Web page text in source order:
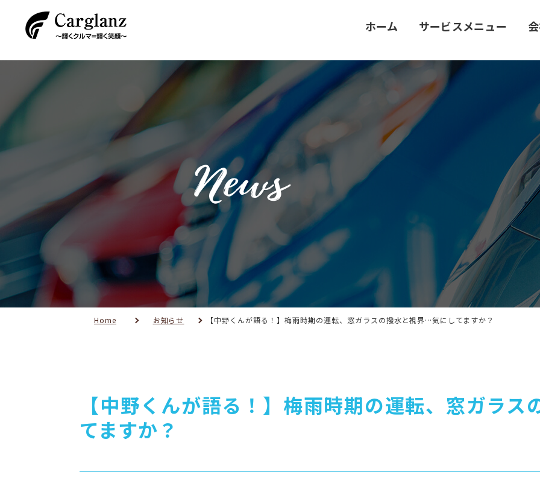
ホーム サービスメニュー
Home お知らせ 【中野くんが語る！】梅雨時期の運転、窓ガラスの撥水と視界…気にしてますか？
【中野くんが語る！】梅雨時期の運転、窓ガラ
てますか？